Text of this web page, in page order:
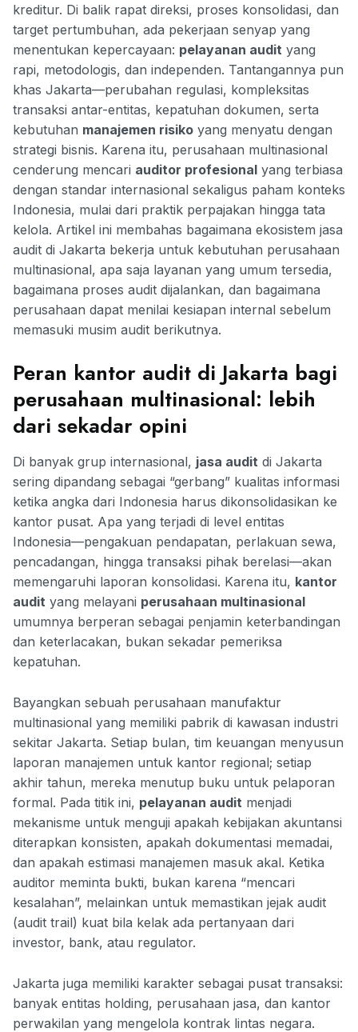
kreditur. Di balik rapat direksi, proses konsolidasi, dan
target pertumbuhan, ada pekerjaan senyap yang
menentukan kepercayaan: pelayanan audit yang
rapi, metodologis, dan independen. Tantangannya pun
khas Jakarta—perubahan regulasi, kompleksitas
transaksi antar-entitas, kepatuhan dokumen, serta
kebutuhan manajemen risiko yang menyatu dengan
strategi bisnis. Karena itu, perusahaan multinasional
cenderung mencari auditor profesional yang terbiasa
dengan standar internasional sekaligus paham konteks
Indonesia, mulai dari praktik perpajakan hingga tata
kelola. Artikel ini membahas bagaimana ekosistem jasa
audit di Jakarta bekerja untuk kebutuhan perusahaan
multinasional, apa saja layanan yang umum tersedia,
bagaimana proses audit dijalankan, dan bagaimana
perusahaan dapat menilai kesiapan internal sebelum
memasuki musim audit berikutnya.
Peran kantor audit di Jakarta bagi
perusahaan multinasional: lebih
dari sekadar opini
Di banyak grup internasional, jasa audit di Jakarta
sering dipandang sebagai “gerbang” kualitas informasi
ketika angka dari Indonesia harus dikonsolidasikan ke
kantor pusat. Apa yang terjadi di level entitas
Indonesia—pengakuan pendapatan, perlakuan sewa,
pencadangan, hingga transaksi pihak berelasi—akan
memengaruhi laporan konsolidasi. Karena itu, kantor
audit yang melayani perusahaan multinasional
umumnya berperan sebagai penjamin keterbandingan
dan keterlacakan, bukan sekadar pemeriksa
kepatuhan.
Bayangkan sebuah perusahaan manufaktur
multinasional yang memiliki pabrik di kawasan industri
sekitar Jakarta. Setiap bulan, tim keuangan menyusun
laporan manajemen untuk kantor regional; setiap
akhir tahun, mereka menutup buku untuk pelaporan
formal. Pada titik ini, pelayanan audit menjadi
mekanisme untuk menguji apakah kebijakan akuntansi
diterapkan konsisten, apakah dokumentasi memadai,
dan apakah estimasi manajemen masuk akal. Ketika
auditor meminta bukti, bukan karena “mencari
kesalahan”, melainkan untuk memastikan jejak audit
(audit trail) kuat bila kelak ada pertanyaan dari
investor, bank, atau regulator.
Jakarta juga memiliki karakter sebagai pusat transaksi:
banyak entitas holding, perusahaan jasa, dan kantor
perwakilan yang mengelola kontrak lintas negara.